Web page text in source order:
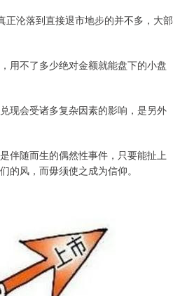
沦落到直接退市地步的并不多，大部
用不了多少绝对金额就能盘下的小盘
现会受诸多复杂因素的影响，是另外
伴随而生的偶然性事件，只要能扯上
风，而毋须使之成为信仰。